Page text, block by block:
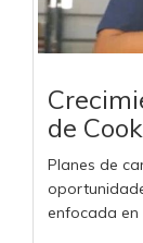
de
Planes de
enfocada en